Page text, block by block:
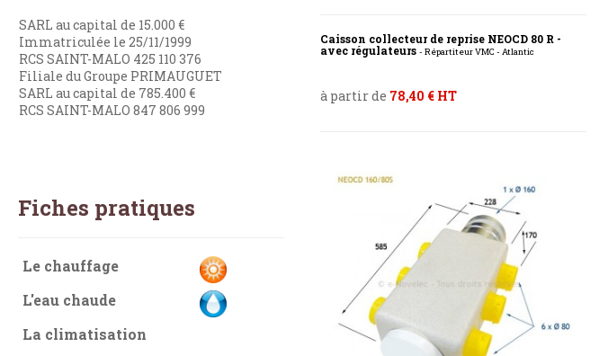
SARL au capital de 15.000 €
Immatriculée le 25/11/1999
RCS SAINT-MALO 425 110 376
Filiale du Groupe PRIMAUGUET
SARL au capital de 785.400 €
RCS SAINT-MALO 847 806 999
Fiches pratiques
Le chauffage
L'eau chaude
La climatisation
Caisson collecteur de reprise NEOCD 80 R -
avec régulateurs - Répartiteur VMC - Atlantic
à partir de 78,40 € HT